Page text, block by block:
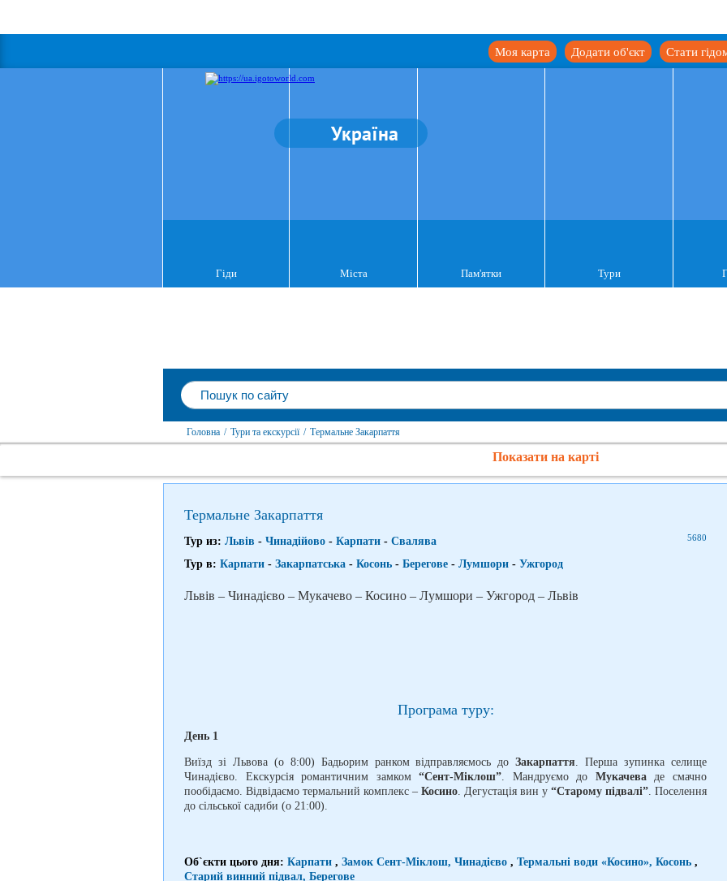
Стати
Додати об'єкт
Моя карта
Україна
Гіди Міста Пам'ятки Тури
Головна / Тури та екскурсії / Термальне Закарпаття
Показати на карті
Термальне Закарпаття
5680
Тур из: Львів - Чинадійово - Карпати - Свалява
Тур в: Карпати - Закарпатська - Косонь - Берегове - Лумшори - Ужгород
Львів – Чинадієво – Мукачево – Косино – Лумшори – Ужгород – Львів
Програма туру:
День 1
Виїзд зі Львова (о 8:00) Бадьорим ранком відправляємось доЗакарпаття. Перша зупинка селище
Чинадієво. Екскурсія романтичним замком“Сент-Міклош”. Мандруємо до Мукачеваде смачно
пообідаємо. Відвідаємо термальний комплекс – Косино. Дегустація вин у “Старому підвалі”. Поселення
до сільської садиби (о 21:00).
Об`єкти цього дня: Карпати , Замок Сент-Міклош, Чинадієво , Термальні води «Косино», Косонь ,
Старий винний підвал, Берегове